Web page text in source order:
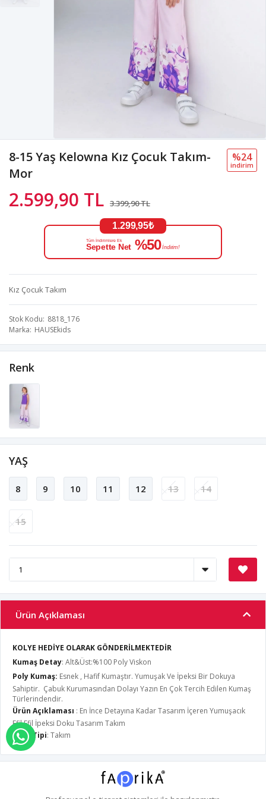
8-15 Yaş Kelowna Kız Çocuk Takım-
Mor
2.599,90 TL 3.399,90 TL
%24
i̇ndi̇ri̇m
1.299,95₺
Tüm İndirimlere Ek
Sepette Net %50 İndirim!
Kız Çocuk Takım
Stok Kodu 8818_176
Marka HAUSEkids
Renk
YAŞ
8 9 10 11 12 13 14
15
Ürün Açıklaması
KOLYE HEDİYE OLARAK GÖNDERİLMEKTEDİR
Kumaş Detay: Alt&Üst:%100 Poly Viskon
Poly Kumaş: Esnek , Hafif Kumaştır. Yumuşak Ve İpeksi Bir Dokuya
Sahiptir. Çabuk Kurumasından Dolayı Yazın En Çok Tercih Edilen Kumaş
Türlerindendir.
Ürün Açıklaması : En İnce Detayına Kadar Tasarım İçeren Yumuşacık
Efil Efil İpeksi Doku Tasarım Takım
Ürün Tipi: Takım
WHATSAPP İLE SİPARİŞ VER